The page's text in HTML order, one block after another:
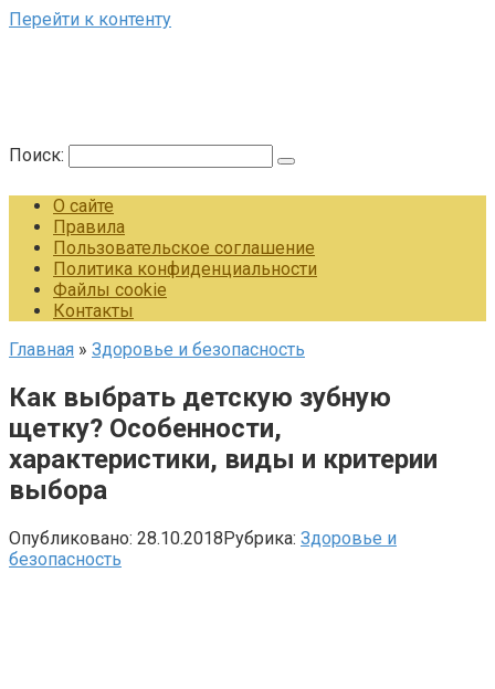
Перейти к контенту
Поиск:
О сайте
Правила
Пользовательское соглашение
Политика конфиденциальности
Файлы cookie
Контакты
Главная » Здоровье и безопасность
Как выбрать детскую зубную
щетку? Особенности,
характеристики, виды и критерии
выбора
Опубликовано: 28.10.2018Рубрика: Здоровье и
безопасность